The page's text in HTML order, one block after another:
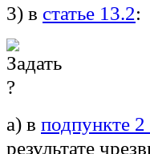
3) в статье 13.2:
а) в подпункте
результате